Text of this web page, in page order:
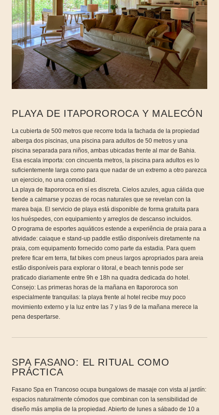
PLAYA DE ITAPOROROCA Y MALECÓN
La cubierta de 500 metros que recorre toda la fachada de la propiedad
alberga dos piscinas, una piscina para adultos de 50 metros y una
piscina separada para niños, ambas ubicadas frente al mar de Bahia.
Esa escala importa: con cincuenta metros, la piscina para adultos es lo
suficientemente larga como para que nadar de un extremo a otro parezca
un ejercicio, no una comodidad.
La playa de Itapororoca en sí es discreta. Cielos azules, agua cálida que
tiende a calmarse y pozas de rocas naturales que se revelan con la
marea baja. El servicio de playa está disponible de forma gratuita para
los huéspedes, con equipamiento y arreglos de descanso incluidos.
O programa de esportes aquáticos estende a experiência de praia para a
atividade: caiaque e stand-up paddle estão disponíveis diretamente na
praia, com equipamento fornecido como parte da estadia. Para quem
prefere ficar em terra, fat bikes com pneus largos apropriados para areia
estão disponíveis para explorar o litoral, e beach tennis pode ser
praticado diariamente entre 9h e 18h na quadra dedicada do hotel.
Consejo: Las primeras horas de la mañana en Itapororoca son
especialmente tranquilas: la playa frente al hotel recibe muy poco
movimiento externo y la luz entre las 7 y las 9 de la mañana merece la
pena despertarse.
SPA FASANO: EL RITUAL COMO
PRÁCTICA
Fasano Spa en Trancoso ocupa bungalows de masaje con vista al jardín:
espacios naturalmente cómodos que combinan con la sensibilidad de
diseño más amplia de la propiedad. Abierto de lunes a sábado de 10 a